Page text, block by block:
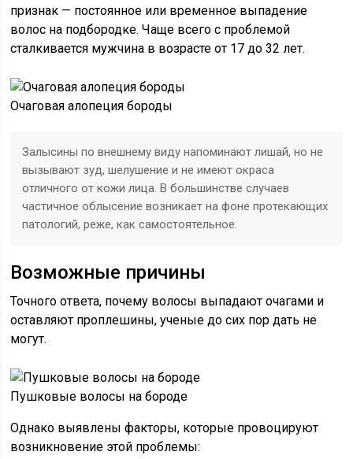
признак — постоянное или временное выпадение
волос на подбородке. Чаще всего с проблемой
сталкивается мужчина в возрасте от 17 до 32 лет.
Очаговая алопеция бороды
Залысины по внешнему виду напоминают лишай, но не
вызывают зуд, шелушение и не имеют окраса
отличного от кожи лица. В большинстве случаев
частичное облысение возникает на фоне протекающих
патологий, реже, как самостоятельное.
Возможные причины
Точного ответа, почему волосы выпадают очагами и
оставляют проплешины, ученые до сих пор дать не
могут.
Пушковые волосы на бороде
Однако выявлены факторы, которые провоцируют
возникновение этой проблемы: